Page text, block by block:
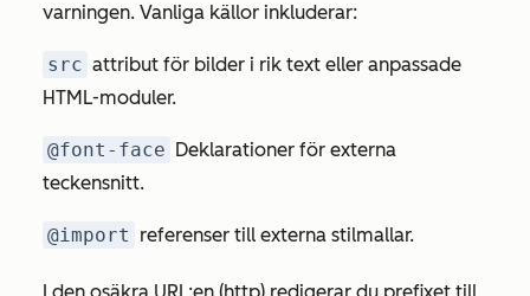
varningen. Vanliga källor inkluderar:
src attribut för bilder i rik text eller anpassade
HTML-moduler.
@font-face Deklarationer för externa
teckensnitt.
@import referenser till externa stilmallar.